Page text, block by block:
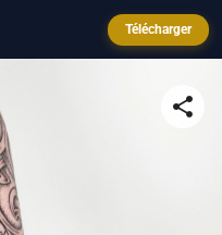
Télécharger